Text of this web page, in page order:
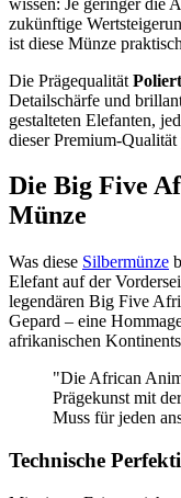
zukünftige
ist diese Münze
Die Prägequalität
Detailschärfe und
gestalteten Elefanten,
dieser Premium-
Die Big Five
Münze
Was diese Silbermünze
Elefant auf der
legendären Big Five
Gepard – eine
afrikanischen
"Die African
Prägekunst mit
Muss für jeden
Technische